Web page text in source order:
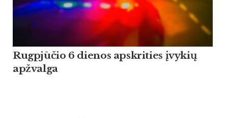
Rugpjūčio 6 dienos apskrities įvykių
apžvalga